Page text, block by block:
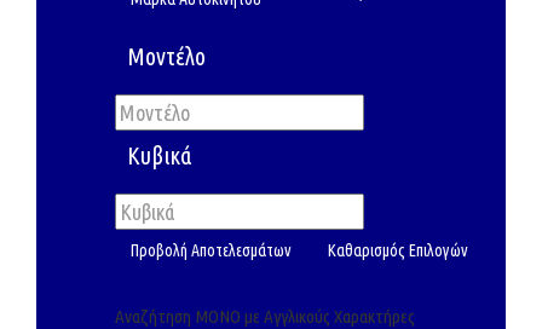
Μοντέλο
Κυβικά
Αναζήτηση ΜΟΝΟ με Αγγλικούς Χαρακτήρες